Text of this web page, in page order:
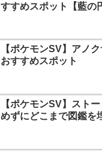
すすめスポット【藍の
【ポケモンSV】アノ
おすすめスポット
【ポケモンSV】スト
めずにどこまで図鑑を